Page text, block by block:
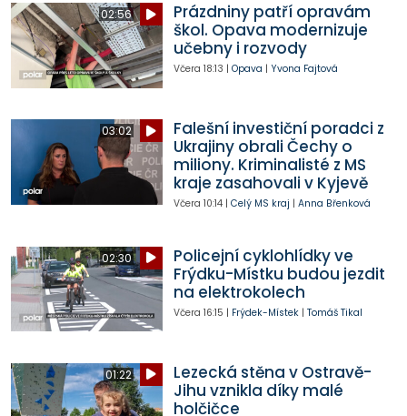
02:56
Prázdniny patří opravám
škol. Opava modernizuje
učebny i rozvody
Včera 18:13 | Opava | Yvona Fajtová
03:02
Falešní investiční poradci z
Ukrajiny obrali Čechy o
miliony. Kriminalisté z MS
kraje zasahovali v Kyjevě
Včera 10:14| Celý MS kraj | Anna Břenková
02:30
Policejní cyklohlídky ve
Frýdku-Místku budou jezdit
na elektrokolech
Včera 16:15 | Frýdek-Místek| Tomáš Tikal
01:22
Lezecká stěna v Ostravě-
Jihu vznikla díky malé
holčičce